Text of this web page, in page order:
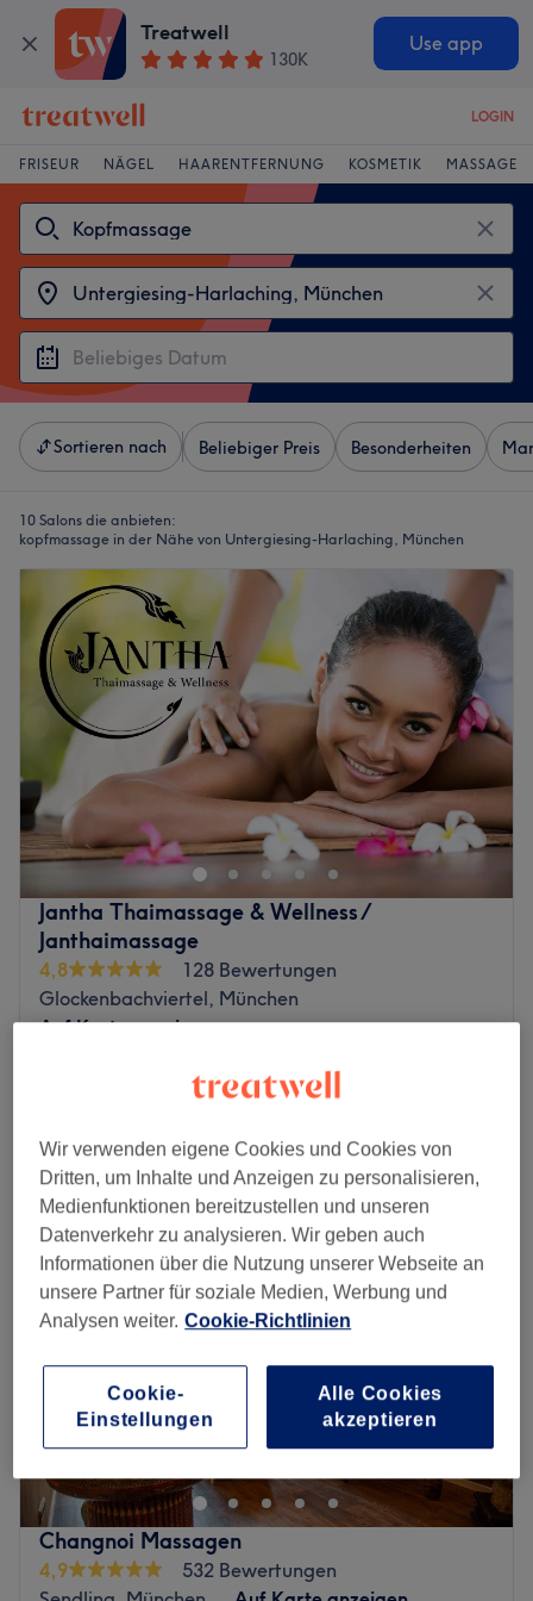
Treatwell
130K
Use app
LOGIN
FRISEUR NÄGEL HAARENTFERNUNG KOSMETIK MASSAGE
Sortieren nach Beliebiger Preis Besonderheiten
10 Salons die anbieten:
kopfmassage in der Nähe von Untergiesing-Harlaching, München
Jantha Thaimassage & Wellness /
Janthaimassage
4,8
128 Bewertungen
Glockenbachviertel, München
Auf Karte anzeigen
Montag 10:00–20:00
Dienstag
10:00–20:00
Mittwoch
10:00–20:00
Donnerstag
10:00–20:00
Freitag
10:00– 20:00
Samstag
Jantha Thaimassage & Wellness
ist eine Massagepraxis
freundlicher Atmosphäre, preiswert, hygienisch und
professionell ausgeführt von einem erfahrenen Team;
stets mit dem Ziel ihren Kunden ein einzigartiges und
entspannendes Erlebnis zu bieten.
Changnoi Massagen
4,9
532 Bewertungen
Wir verwenden eigene Cookies und Cookies von
Dritten, um Inhalte und Anzeigen zu personalisieren,
Medienfunktionen bereitzustellen und unseren
Datenverkehr zu analysieren. Wir geben auch
Informationen über die Nutzung unserer Webseite an
unsere Partner für soziale Medien, Werbung und
Analysen weiter. Cookie-Richtlinien
Cookie-
Einstellungen
Alle Cookies
akzeptieren